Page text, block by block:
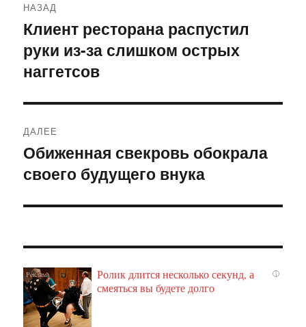
по
записям
НАЗАД
Предыдущая
запись:
Клиент ресторана распустил
руки из-за слишком острых
наггетсов
ДАЛЕЕ
Следующая
запись:
Обиженная свекровь обокрала
своего будущего внука
i
Ролик длится несколько секунд, а
смеяться вы будете долго